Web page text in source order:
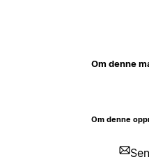
Om denne
Om denne